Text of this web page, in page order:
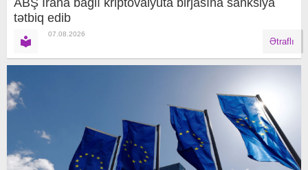
tətbiq edib
07.08.2026
Ətraflı